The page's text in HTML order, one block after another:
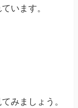
います。
みましょう。